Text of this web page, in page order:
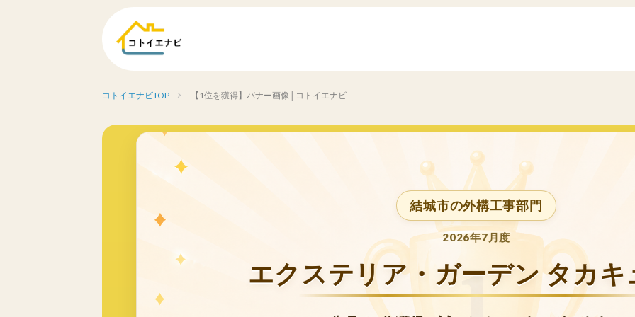
コトイエナビTOP 【1位を獲得】バナー画像│コトイエナビ
結城市の外構工事部門
2026年7月度
エクステリア・ガーデン タカキ